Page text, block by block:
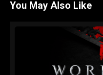
You May Also Like